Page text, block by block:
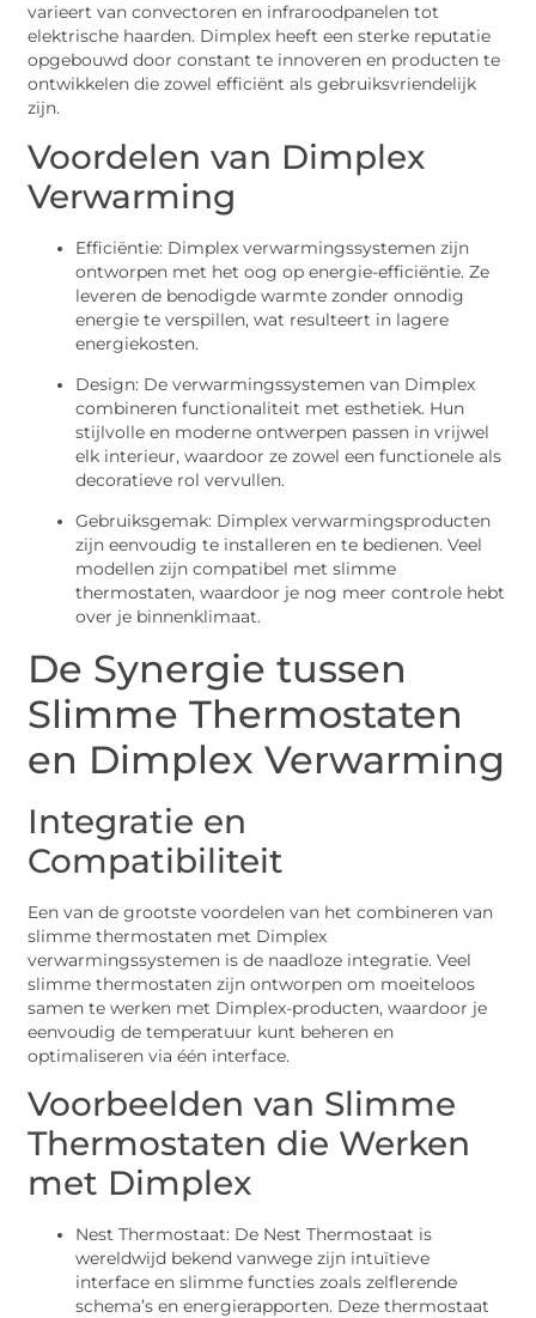
varieert van convectoren en infraroodpanelen tot
elektrische haarden. Dimplex heeft een sterke reputatie
opgebouwd door constant te innoveren en producten te
ontwikkelen die zowel efficiënt als gebruiksvriendelijk
zijn.
Voordelen van Dimplex
Verwarming
Efficiëntie: Dimplex verwarmingssystemen zijn
ontworpen met het oog op energie-efficiëntie. Ze
leveren de benodigde warmte zonder onnodig
energie te verspillen, wat resulteert in lagere
energiekosten.
Design: De verwarmingssystemen van Dimplex
combineren functionaliteit met esthetiek. Hun
stijlvolle en moderne ontwerpen passen in vrijwel
elk interieur, waardoor ze zowel een functionele als
decoratieve rol vervullen.
Gebruiksgemak: Dimplex verwarmingsproducten
zijn eenvoudig te installeren en te bedienen. Veel
modellen zijn compatibel met slimme
thermostaten, waardoor je nog meer controle hebt
over je binnenklimaat.
De Synergie tussen
Slimme Thermostaten
en Dimplex Verwarming
Integratie en
Compatibiliteit
Een van de grootste voordelen van het combineren van
slimme thermostaten met Dimplex
verwarmingssystemen is de naadloze integratie. Veel
slimme thermostaten zijn ontworpen om moeiteloos
samen te werken met Dimplex-producten, waardoor je
eenvoudig de temperatuur kunt beheren en
optimaliseren via één interface.
Voorbeelden van Slimme
Thermostaten die Werken
met Dimplex
Nest Thermostaat: De Nest Thermostaat is
wereldwijd bekend vanwege zijn intuïtieve
interface en slimme functies zoals zelflerende
schema’s en energierapporten. Deze thermostaat